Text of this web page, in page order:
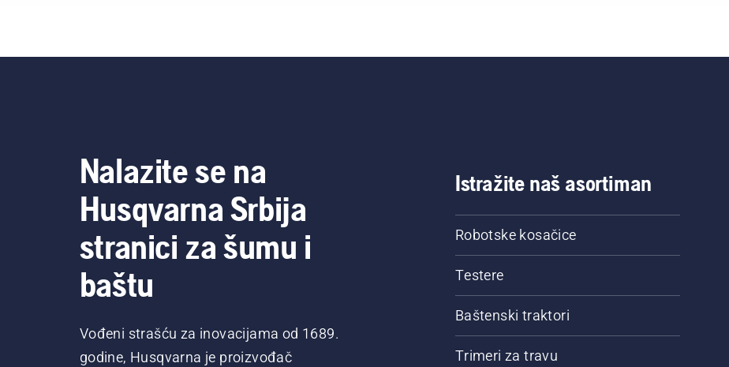
Nalazite se na
Husqvarna Srbija
stranici za šumu i
baštu
Vođeni strašću za inovacijama od 1689.
godine, Husqvarna je proizvođač
Istražite naš asortiman
Robotske kosačice
Testere
Baštenski traktori
Trimeri za travu